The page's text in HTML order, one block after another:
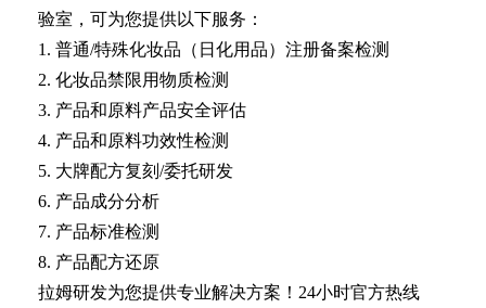
验室，可为您提供以下服务：
1. 普通/特殊化妆品（日化用品）注册备案检测
2. 化妆品禁限用物质检测
3. 产品和原料产品安全评估
4. 产品和原料功效性检测
5. 大牌配方复刻/委托研发
6. 产品成分分析
7. 产品标准检测
8. 产品配方还原
拉姆研发为您提供专业解决方案！24小时官方热线